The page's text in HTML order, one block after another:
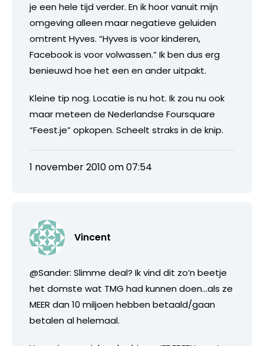
je een hele tijd verder. En ik hoor vanuit mijn
omgeving alleen maar negatieve geluiden
omtrent Hyves. “Hyves is voor kinderen,
Facebook is voor volwassen.” Ik ben dus erg
benieuwd hoe het een en ander uitpakt.
Kleine tip nog. Locatie is nu hot. Ik zou nu ook
maar meteen de Nederlandse Foursquare
“Feest.je” opkopen. Scheelt straks in de knip.
1 november 2010 om 07:54
Vincent
@Sander: Slimme deal? Ik vind dit zo’n beetje
het domste wat TMG had kunnen doen…als ze
MEER dan 10 miljoen hebben betaald/gaan
betalen al helemaal.